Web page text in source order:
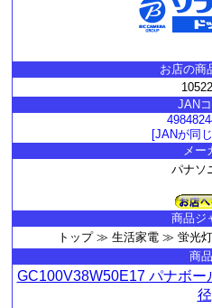
お店の商
JAN
[JANが同
メー
パナソ
商品ジ
トップ ≫ 生活家電 ≫ 蛍光
商
GC100V38W50E17 パナボ